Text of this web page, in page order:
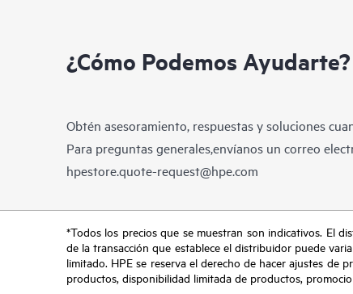
¿Cómo Podemos Ayudarte?
Obtén asesoramiento, respuestas y soluciones
Para preguntas generales,envíanos un correo
hpestore.quote-request@hpe.com
*Todos los precios que se muestran son indicativos. El
de la transacción que establece el distribuidor puede
limitado. HPE se reserva el derecho de hacer ajustes de
productos, disponibilidad limitada de productos,